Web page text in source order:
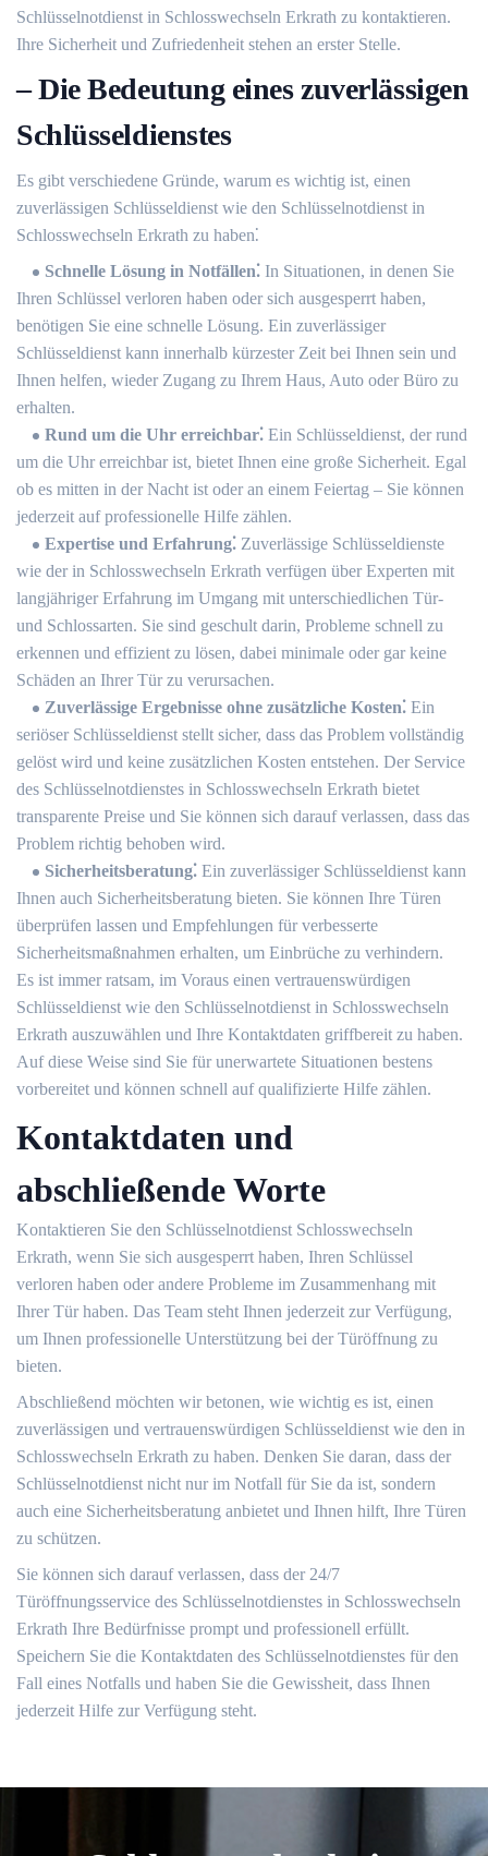
Schlüsselnotdienst in Schlosswechseln Erkrath zu kontaktieren.
Ihre Sicherheit und Zufriedenheit stehen an erster Stelle.​
– Die Bedeutung eines zuverlässigen
Schlüsseldienstes
Es gibt verschiedene Gründe, warum es wichtig ist, einen
zuverlässigen Schlüsseldienst wie den Schlüsselnotdienst in
Schlosswechseln Erkrath zu haben⁚
Schnelle Lösung in Notfällen⁚ In Situationen, in denen Sie
Ihren Schlüssel verloren haben oder sich ausgesperrt haben,
benötigen Sie eine schnelle Lösung. Ein zuverlässiger
Schlüsseldienst kann innerhalb kürzester Zeit bei Ihnen sein und
Ihnen helfen, wieder Zugang zu Ihrem Haus, Auto oder Büro zu
erhalten.
Rund um die Uhr erreichbar⁚ Ein Schlüsseldienst, der rund
um die Uhr erreichbar ist, bietet Ihnen eine große Sicherheit. Egal
ob es mitten in der Nacht ist oder an einem Feiertag ‒ Sie können
jederzeit auf professionelle Hilfe zählen.
Expertise und Erfahrung⁚ Zuverlässige Schlüsseldienste
wie der in Schlosswechseln Erkrath verfügen über Experten mit
langjähriger Erfahrung im Umgang mit unterschiedlichen Tür-
und Schlossarten.​ Sie sind geschult darin, Probleme schnell zu
erkennen und effizient zu lösen, dabei minimale oder gar keine
Schäden an Ihrer Tür zu verursachen.​
Zuverlässige Ergebnisse ohne zusätzliche Kosten⁚ Ein
seriöser Schlüsseldienst stellt sicher, dass das Problem vollständig
gelöst wird und keine zusätzlichen Kosten entstehen.​ Der Service
des Schlüsselnotdienstes in Schlosswechseln Erkrath bietet
transparente Preise und Sie können sich darauf verlassen, dass das
Problem richtig behoben wird.
Sicherheitsberatung⁚ Ein zuverlässiger Schlüsseldienst kann
Ihnen auch Sicherheitsberatung bieten.​ Sie können Ihre Türen
überprüfen lassen und Empfehlungen für verbesserte
Sicherheitsmaßnahmen erhalten, um Einbrüche zu verhindern.​
Es ist immer ratsam, im Voraus einen vertrauenswürdigen
Schlüsseldienst wie den Schlüsselnotdienst in Schlosswechseln
Erkrath auszuwählen und Ihre Kontaktdaten griffbereit zu haben.
Auf diese Weise sind Sie für unerwartete Situationen bestens
vorbereitet und können schnell auf qualifizierte Hilfe zählen.​
Kontaktdaten und
abschließende Worte
Kontaktieren Sie den Schlüsselnotdienst Schlosswechseln
Erkrath, wenn Sie sich ausgesperrt haben, Ihren Schlüssel
verloren haben oder andere Probleme im Zusammenhang mit
Ihrer Tür haben.​ Das Team steht Ihnen jederzeit zur Verfügung,
um Ihnen professionelle Unterstützung bei der Türöffnung zu
bieten.​
Abschließend möchten wir betonen, wie wichtig es ist, einen
zuverlässigen und vertrauenswürdigen Schlüsseldienst wie den in
Schlosswechseln Erkrath zu haben.​ Denken Sie daran, dass der
Schlüsselnotdienst nicht nur im Notfall für Sie da ist, sondern
auch eine Sicherheitsberatung anbietet und Ihnen hilft, Ihre Türen
zu schützen.
Sie können sich darauf verlassen, dass der 24/7
Türöffnungsservice des Schlüsselnotdienstes in Schlosswechseln
Erkrath Ihre Bedürfnisse prompt und professionell erfüllt.​
Speichern Sie die Kontaktdaten des Schlüsselnotdienstes für den
Fall eines Notfalls und haben Sie die Gewissheit, dass Ihnen
jederzeit Hilfe zur Verfügung steht.​